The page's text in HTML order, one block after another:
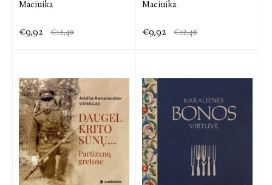
Maciuika
€9,92 €12,40
Maciuika
€9,92 €12,40